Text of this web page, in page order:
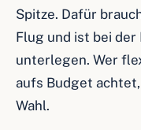
Spitze. Dafür
Flug und ist bei
unterlegen. Wer
aufs Budget
Wahl.